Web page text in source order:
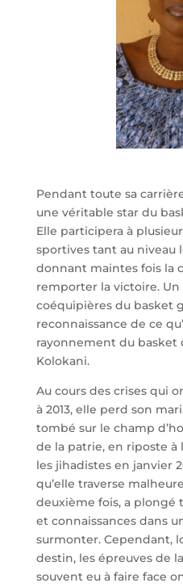
Pendant toute sa
une véritable star du
Elle participera à
sportives tant au niveau
donnant maintes fois la
remporter la victoire. Un
coéquipières du basket
reconnaissance de ce
rayonnement du basket
Kolokani.
Au cours des crises qui
à 2013, elle perd son
tombé sur le champ
de la patrie, en riposte à
les jihadistes en janvier
qu’elle traverse
deuxième fois, a plongé
et connaissances dans
surmonter. Cependant,
destin, les épreuves de
souvent eu à faire face